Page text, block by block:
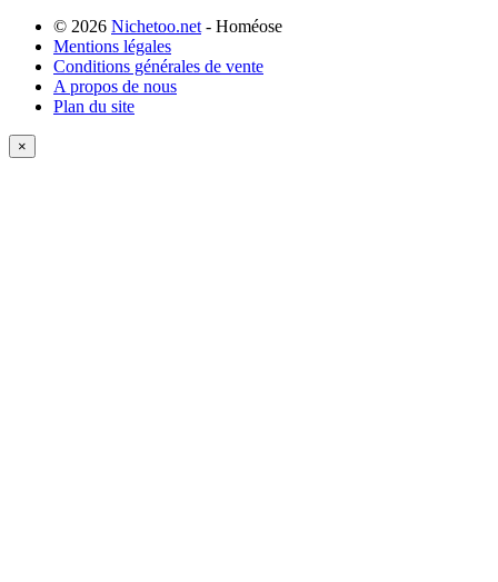
© 2026 Nichetoo.net - Homéose
Mentions légales
Conditions générales de vente
A propos de nous
Plan du site
×